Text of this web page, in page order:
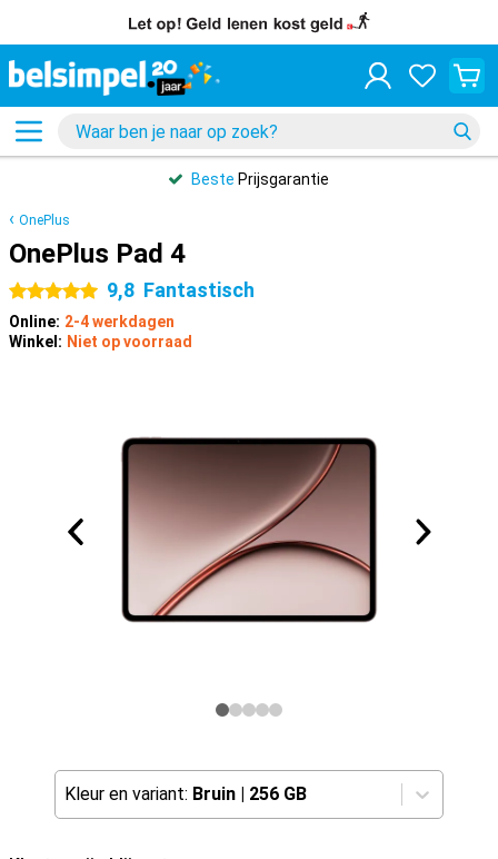
Beste Prijsgarantie
OnePlus
OnePlus Pad 4
5 sterren 9,8 Fantastisch
Online: 2-4 werkdagen
Winkel: Niet op voorraad
Kleur en variant: Bruin | 256 GB